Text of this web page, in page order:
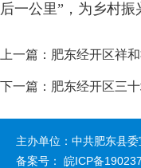
后一公里”，为乡村振
上一篇： 肥东经开区祥
下一篇： 肥东经开区三
主办单位：中共肥东县
备案号： 皖ICP备